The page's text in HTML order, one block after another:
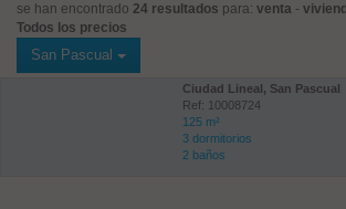
se han encontrado 24 resultados para: venta -
Todos los precios
San Pascual
Ciudad Lineal, San Pascual
Ref: 10008724
125 m²
3 dormitorios
2 baños